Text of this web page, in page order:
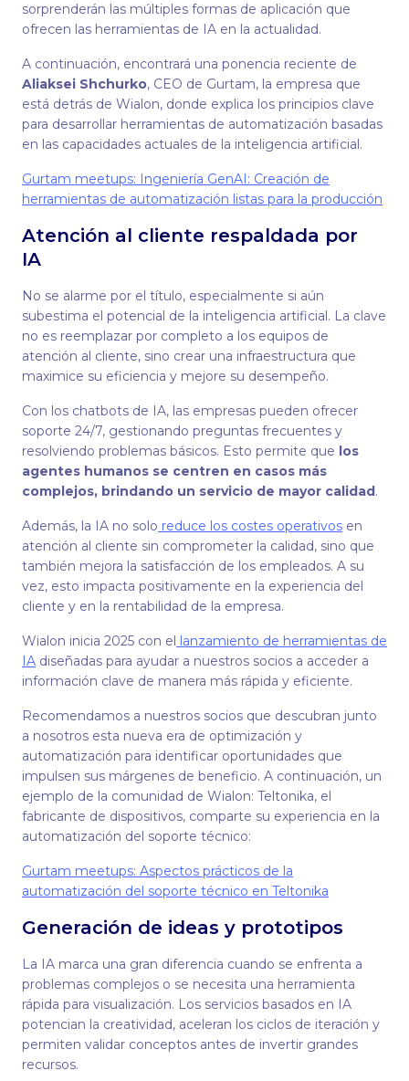
sorprenderán las múltiples formas de aplicación que
ofrecen las herramientas de IA en la actualidad.
A continuación, encontrará una ponencia reciente de
Aliaksei Shchurko, CEO de Gurtam, la empresa que
está detrás de Wialon, donde explica los principios clave
para desarrollar herramientas de automatización basadas
en las capacidades actuales de la inteligencia artificial.
Gurtam meetups: Ingeniería GenAI: Creación de
herramientas de automatización listas para la producción
Atención al cliente respaldada por
IA
No se alarme por el título, especialmente si aún
subestima el potencial de la inteligencia artificial. La clave
no es reemplazar por completo a los equipos de
atención al cliente, sino crear una infraestructura que
maximice su eficiencia y mejore su desempeño.
Con los chatbots de IA, las empresas pueden ofrecer
soporte 24/7, gestionando preguntas frecuentes y
resolviendo problemas básicos. Esto permite que los
agentes humanos se centren en casos más
complejos, brindando un servicio de mayor calidad.
Además, la IA no solo reduce los costes operativos en
atención al cliente sin comprometer la calidad, sino que
también mejora la satisfacción de los empleados. A su
vez, esto impacta positivamente en la experiencia del
cliente y en la rentabilidad de la empresa.
Wialon inicia 2025 con el lanzamiento de herramientas de
IA diseñadas para ayudar a nuestros socios a acceder a
información clave de manera más rápida y eficiente.
Recomendamos a nuestros socios que descubran junto
a nosotros esta nueva era de optimización y
automatización para identificar oportunidades que
impulsen sus márgenes de beneficio. A continuación, un
ejemplo de la comunidad de Wialon: Teltonika, el
fabricante de dispositivos, comparte su experiencia en la
automatización del soporte técnico:
Gurtam meetups: Aspectos prácticos de la
automatización del soporte técnico en Teltonika
Generación de ideas y prototipos
La IA marca una gran diferencia cuando se enfrenta a
problemas complejos o se necesita una herramienta
rápida para visualización. Los servicios basados en IA
potencian la creatividad, aceleran los ciclos de iteración y
permiten validar conceptos antes de invertir grandes
recursos.